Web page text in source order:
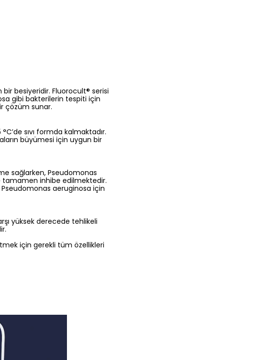
besiyeridir. Fluorocult® serisi
gibi bakterilerin tespiti için
çözüm sunar.
sıvı formda kalmaktadır.
büyümesi için uygun bir
sağlarken, Pseudomonas
tamamen inhibe edilmektedir.
Pseudomonas aeruginosa için
yüksek derecede tehlikeli
için gerekli tüm özellikleri